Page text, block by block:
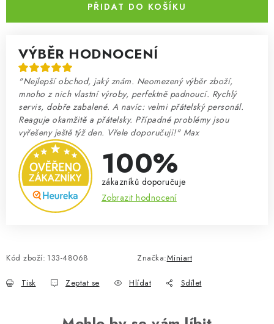
PŘIDAT DO KOŠÍKU
VÝBĚR HODNOCENÍ
"Nejlepší obchod, jaký znám. Neomezený výběr zboží,
mnoho z nich vlastní výroby, perfektně padnoucí. Rychlý
servis, dobře zabalené. A navíc: velmi přátelský personál.
Reaguje okamžitě a přátelsky. Případné problémy jsou
vyřešeny ještě týž den. Vřele doporučuji!" Max
100%
zákazníků doporučuje
Zobrazit hodnocení
Kód zboží: 133-48068 Značka:Miniart
Tisk Zeptat se Hlídat Sdílet